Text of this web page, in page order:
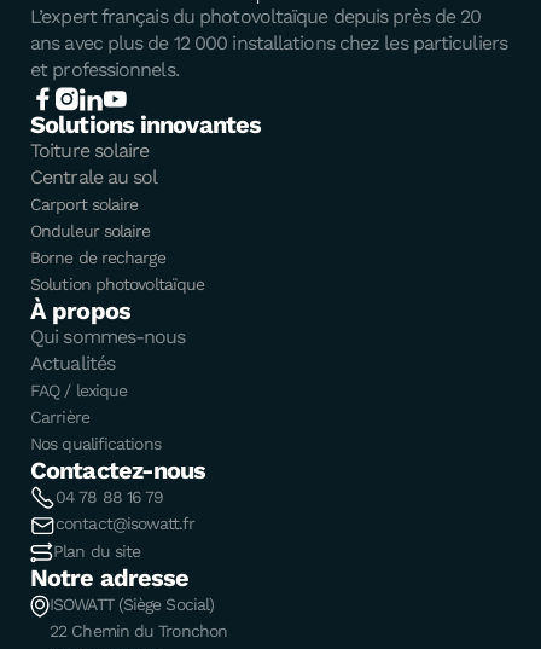
L’expert français du photovoltaïque depuis près de 20
ans avec plus de 12 000 installations chez les particuliers
et professionnels.
Solutions innovantes
Toiture solaire
Centrale au sol
Carport solaire
Onduleur solaire
Borne de recharge
Solution photovoltaïque
À propos
Qui sommes-nous
Actualités
FAQ / lexique
Carrière
Nos qualifications
Contactez-nous
04 78 88 16 79
contact@isowatt.fr
Plan du site
Notre adresse
ISOWATT (Siège Social)
22 Chemin du Tronchon